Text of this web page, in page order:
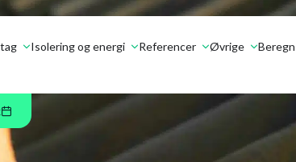
Isolering og energi Referencer Øvrige